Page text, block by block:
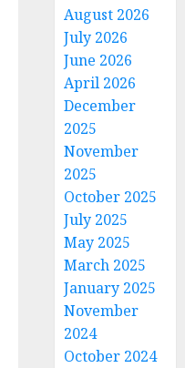
August 2026
July 2026
June 2026
April 2026
December
2025
November
2025
October 2025
July 2025
May 2025
March 2025
January 2025
November
2024
October 2024